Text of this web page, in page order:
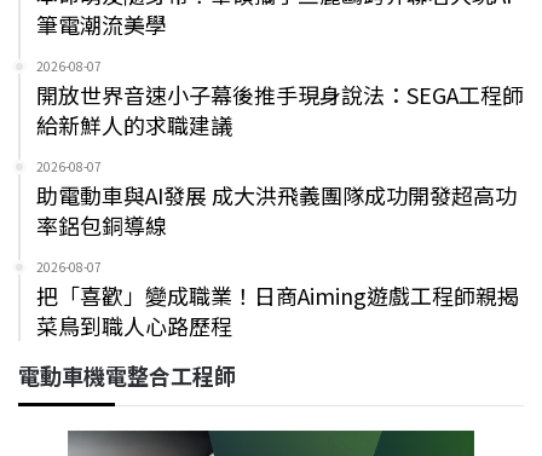
筆電潮流美學
2026-08-07
開放世界音速小子幕後推手現身說法：SEGA工程師
給新鮮人的求職建議
2026-08-07
助電動車與AI發展 成大洪飛義團隊成功開發超高功
率鋁包銅導線
2026-08-07
把「喜歡」變成職業！日商Aiming遊戲工程師親揭
菜鳥到職人心路歷程
電動車機電整合工程師